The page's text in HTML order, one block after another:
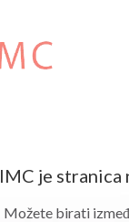
je stranica
Možete birati